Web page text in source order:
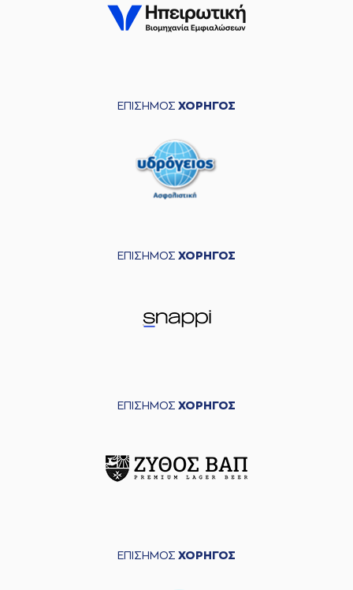
ΕΠΙΣΗΜΟΣ ΧΟΡΗΓΟΣ
ΕΠΙΣΗΜΟΣ ΧΟΡΗΓΟΣ
ΕΠΙΣΗΜΟΣ ΧΟΡΗΓΟΣ
ΕΠΙΣΗΜΟΣ ΧΟΡΗΓΟΣ